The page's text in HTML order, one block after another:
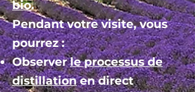
bio.
Pendant votre visite, vous
pourrez :
Observerle processus de
distillationen direct